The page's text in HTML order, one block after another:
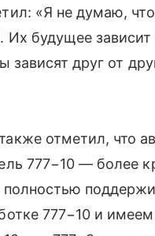
«Я не думаю,
будущее
зависят друг от
отметил, что
777−10 — более
777−10 и